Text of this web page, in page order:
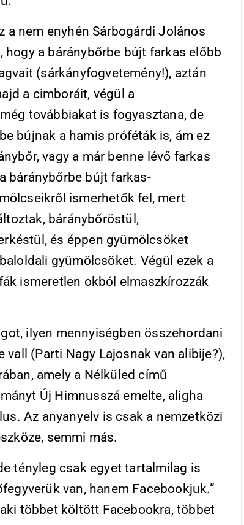
a nem enyhén Sárbogárdi Jolános
hogy a báránybőrbe bújt farkas előbb
(sárkányfogvetemény!), aztán
a cimboráit, végül a
továbbiakat is fogyasztana, de
bújnak a hamis próféták is, ám ez
vagy a már benne lévő farkas
báránybőrbe bújt farkas-
ismerhetők fel, mert
báránybőröstül,
és éppen gyümölcsöket
gyümölcsöket. Végül ezek a
ismeretlen okból elmaszkírozzák
ilyen mennyiségben összehordani
vall (Parti Nagy Lajosnak van alibije?),
amely a Nélküled című
Új Himnusszá emelte, aligha
Az anyanyelv is csak a nemzetközi
semmi más.
tényleg csak egyet tartalmilag is
van, hanem Facebookjuk.”
többet költött Facebookra, többet